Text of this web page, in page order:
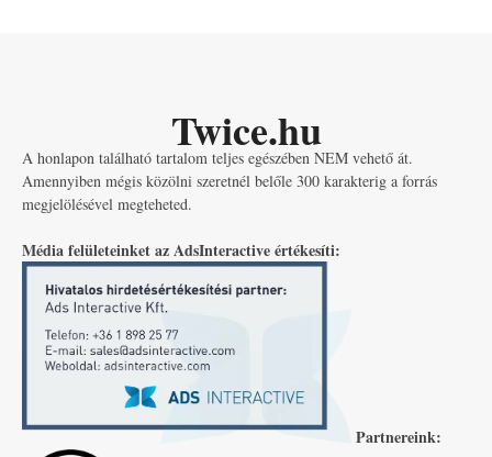
Twice.hu
A honlapon található tartalom teljes egészében NEM vehető át.
Amennyiben mégis közölni szeretnél belőle 300 karakterig a forrás
megjelölésével megteheted.
Média felületeinket az AdsInteractive értékesíti:
Partnereink: